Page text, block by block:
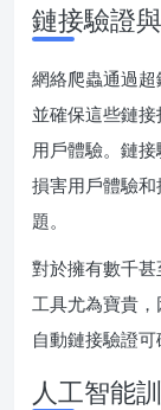
鏈接驗證
網絡爬蟲通過超
並確保這些鏈
用戶體驗。鏈
損害用戶體驗
題。
對於擁有數千
工具尤為寶貴，
自動鏈接驗證可
人工智能